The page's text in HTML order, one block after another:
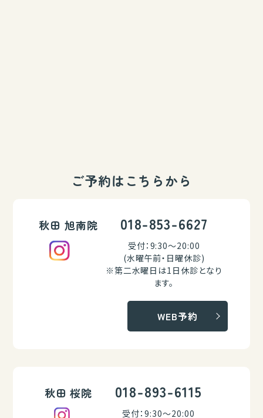
ご予約はこちらから
秋田 旭南院 018-853-6627
受付：9:30～20:00
(水曜午前・日曜休診)
※第二水曜日は1日休診となり
ます。
WEB予約
秋田 桜院 018-893-6115
受付：9:30～20:00